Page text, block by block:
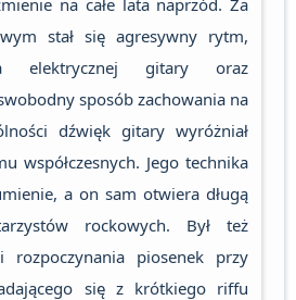
na całe lata naprzód. Za
stał się agresywny rytm,
elektrycznej gitary oraz
sposób zachowania na
dźwięk gitary wyróżniał
współczesnych. Jego technika
a on sam otwiera długą
rockowych. Był też
rozpoczynania piosenek przy
się z krótkiego riffu